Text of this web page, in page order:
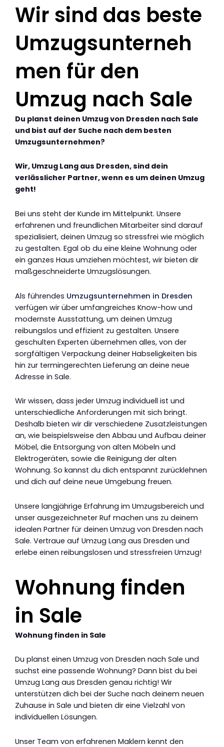
Wir sind das beste
Umzugsunterneh
men für den
Umzug nach Sale
Du planst deinen Umzug von Dresden nach Sale
und bist auf der Suche nach dem besten
Umzugsunternehmen?
Wir, Umzug Lang aus Dresden, sind dein
verlässlicher Partner, wenn es um deinen Umzug
geht!
Bei uns steht der Kunde im Mittelpunkt. Unsere
erfahrenen und freundlichen Mitarbeiter sind darauf
spezialisiert, deinen Umzug so stressfrei wie möglich
zu gestalten. Egal ob du eine kleine Wohnung oder
ein ganzes Haus umziehen möchtest, wir bieten dir
maßgeschneiderte Umzugslösungen.
Als führendes Umzugsunternehmen in Dresden
verfügen wir über umfangreiches Know-how und
modernste Ausstattung, um deinen Umzug
reibungslos und effizient zu gestalten. Unsere
geschulten Experten übernehmen alles, von der
sorgfältigen Verpackung deiner Habseligkeiten bis
hin zur termingerechten Lieferung an deine neue
Adresse in Sale.
Wir wissen, dass jeder Umzug individuell ist und
unterschiedliche Anforderungen mit sich bringt.
Deshalb bieten wir dir verschiedene Zusatzleistungen
an, wie beispielsweise den Abbau und Aufbau deiner
Möbel, die Entsorgung von alten Möbeln und
Elektrogeräten, sowie die Reinigung der alten
Wohnung. So kannst du dich entspannt zurücklehnen
und dich auf deine neue Umgebung freuen.
Unsere langjährige Erfahrung im Umzugsbereich und
unser ausgezeichneter Ruf machen uns zu deinem
idealen Partner für deinen Umzug von Dresden nach
Sale. Vertraue auf Umzug Lang aus Dresden und
erlebe einen reibungslosen und stressfreien Umzug!
Wohnung finden
in Sale
Wohnung finden in Sale
Du planst einen Umzug von Dresden nach Sale und
suchst eine passende Wohnung? Dann bist du bei
Umzug Lang aus Dresden genau richtig! Wir
unterstützen dich bei der Suche nach deinem neuen
Zuhause in Sale und bieten dir eine Vielzahl von
individuellen Lösungen.
Unser Team von erfahrenen Maklern kennt den